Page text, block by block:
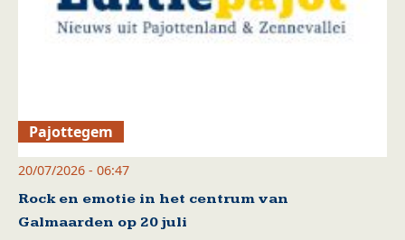
Pajottegem
20/07/2026 - 06:47
Rock en emotie in het centrum van
Galmaarden op 20 juli